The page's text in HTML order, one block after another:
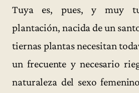
Tuya es, pues, y muy
plantación, nacida de un
tiernas plantas necesitan
un frecuente y necesario
naturaleza del sexo